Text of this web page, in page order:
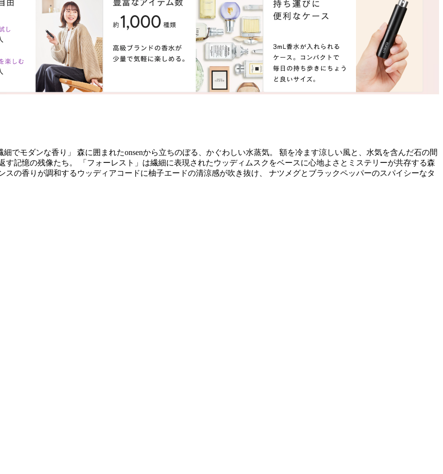
でモダンな香り」 森に囲まれたonsenから立ちのぼる、かぐわしい水蒸気。 額を冷ます涼しい風と、水気を含んだ石の間
記憶の残像たち。 「フォーレスト」は繊細に表現されたウッディムスクをベースに心地よさとミステリーが共存する森
の香りが調和するウッディアコードに柚子エードの清涼感が吹き抜け、 ナツメグとブラックペッパーのスパイシーなタ